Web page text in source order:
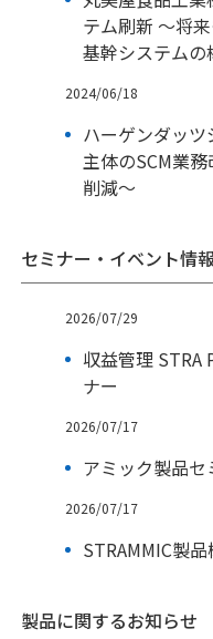
テム刷新 ～将
基幹システムの
2024/06/18
ハーゲンダッ
主体のSCM業
削減～
セミナー・イベント情
2026/07/29
収益管理 STRA
ナー
2026/07/17
アミック製品
2026/07/17
STRAMMIC製
製品に関するお知らせ